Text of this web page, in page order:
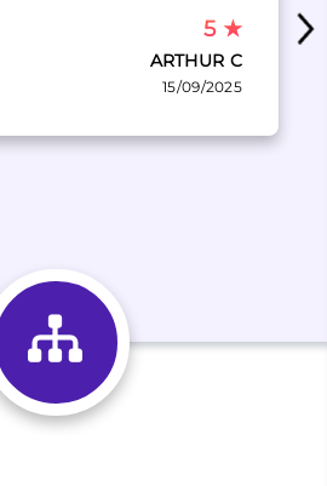
5 ★
ARTHUR C
15/09/2025